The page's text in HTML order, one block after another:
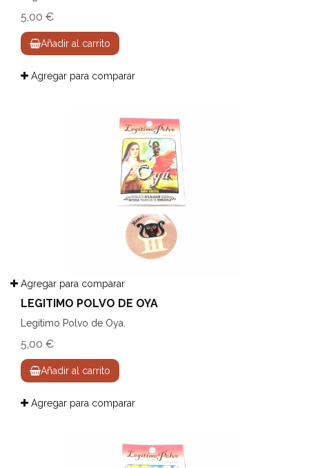
5,00 €
Añadir al carrito
Agregar para comparar
Agregar para comparar
LEGITIMO POLVO DE OYA
Legitimo Polvo de Oya.
5,00 €
Añadir al carrito
Agregar para comparar